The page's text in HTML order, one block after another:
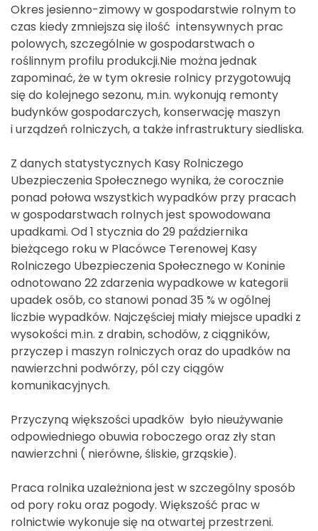
Okres jesienno-zimowy w gospodarstwie rolnym to
czas kiedy zmniejsza się ilość intensywnych prac
polowych, szczególnie w gospodarstwach o
roślinnym profilu produkcji.Nie można jednak
zapominać, że w tym okresie rolnicy przygotowują
się do kolejnego sezonu, m.in. wykonują remonty
budynków gospodarczych, konserwację maszyn
i urządzeń rolniczych, a także infrastruktury siedliska.
Z danych statystycznych Kasy Rolniczego
Ubezpieczenia Społecznego wynika, że corocznie
ponad połowa wszystkich wypadków przy pracach
w gospodarstwach rolnych jest spowodowana
upadkami. Od 1 stycznia do 29 października
bieżącego roku w Placówce Terenowej Kasy
Rolniczego Ubezpieczenia Społecznego w Koninie
odnotowano 22 zdarzenia wypadkowe w kategorii
upadek osób, co stanowi ponad 35 % w ogólnej
liczbie wypadków. Najczęściej miały miejsce upadki z
wysokości m.in. z drabin, schodów, z ciągników,
przyczep i maszyn rolniczych oraz do upadków na
nawierzchni podwórzy, pól czy ciągów
komunikacyjnych.
Przyczyną większości upadków było nieużywanie
odpowiedniego obuwia roboczego oraz zły stan
nawierzchni ( nierówne, śliskie, grząskie).
Praca rolnika uzależniona jest w szczególny sposób
od pory roku oraz pogody. Większość prac w
rolnictwie wykonuje się na otwartej przestrzeni.